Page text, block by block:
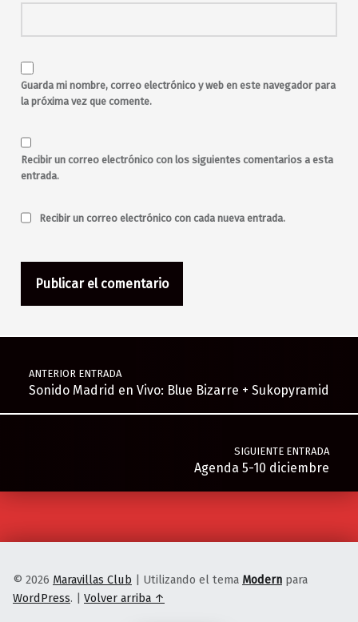
Guarda mi nombre, correo electrónico y web en este navegador para
la próxima vez que comente.
Recibir un correo electrónico con los siguientes comentarios a esta
entrada.
Recibir un correo electrónico con cada nueva entrada.
Navegación de entradas
ANTERIOR ENTRADA
Sonido Madrid en Vivo: Blue Bizarre + Sukopyramid
SIGUIENTE ENTRADA
Agenda 5-10 diciembre
© 2026 Maravillas Club | Utilizando el tema Modern para
WordPress. | Volver arriba ↑